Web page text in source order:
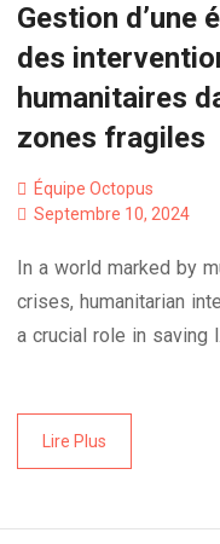
Gestion d’une
des
humanitaires
zones fragiles
Équipe Octopus
Septembre 10, 2024
In a world marked by
crises, humanitarian
a crucial role in saving
Lire Plus